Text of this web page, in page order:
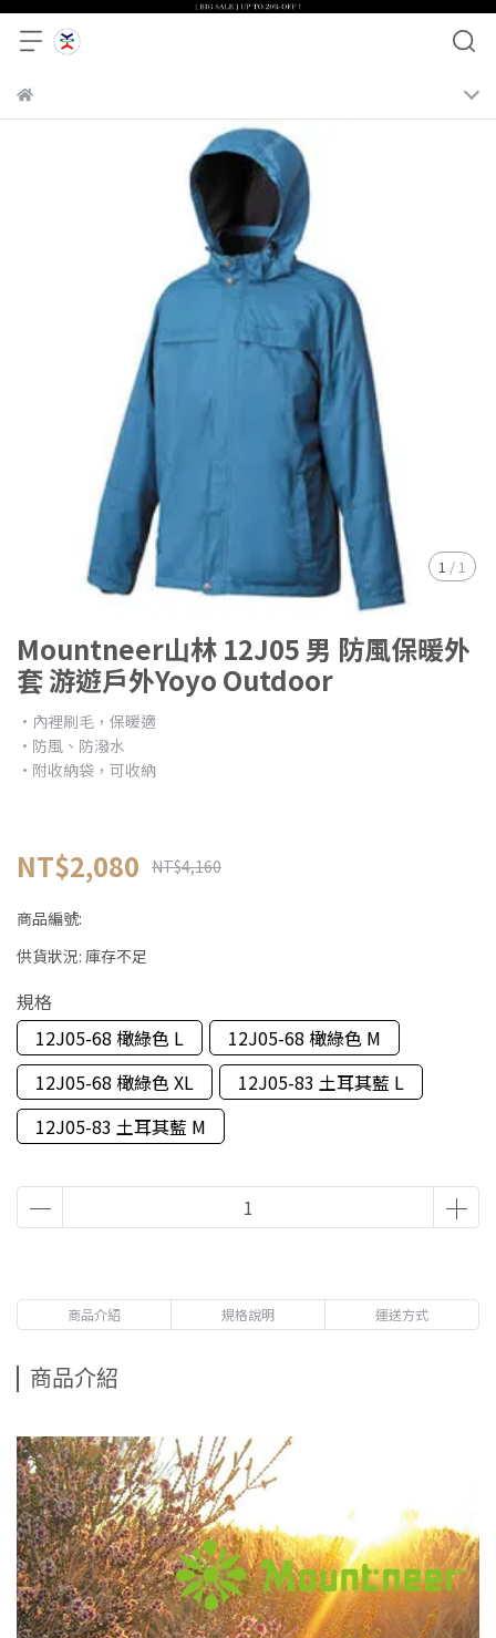
1 /1
Mountneer山林 12J05 男 防風保暖外
套 游遊戶外Yoyo Outdoor
•內裡刷毛，保暖適
•防風、防潑水
•附收納袋，可收納
NT$2,080 NT$4,160
商品編號:
供貨狀況: 庫存不足
規格
12J05-68 橄綠色 L
12J05-68 橄綠色 M
12J05-68 橄綠色 XL
12J05-83 土耳其藍 L
12J05-83 土耳其藍 M
商品介紹 規格說明 運送方式
商品介紹